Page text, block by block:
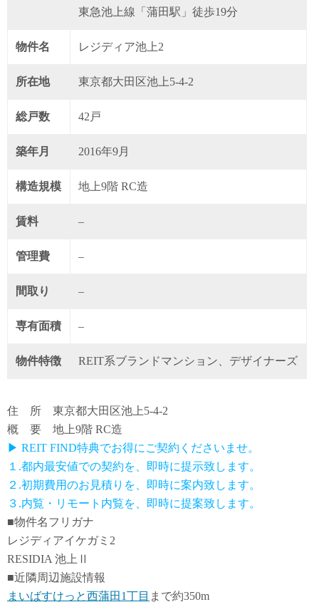
東急池上線「蒲田駅」徒歩19分
物件名 レジディア池上2
所在地 東京都大田区池上5-4-2
総戸数 42戸
築年月 2016年9月
構造規模 地上9階 RC造
賃料 –
管理費 –
間取り –
専有面積 –
物件特徴 REIT系ブランドマンション、デザイナーズ
住 所 東京都大田区池上5-4-2
概 要 地上9階 RC造
▶ REIT FIND特典でお得にご契約くださいませ。
１.都内最安値での契約を、即時に提示致します。
２.初期費用のお見積りを、即時に案内致します。
３.内覧・リモート内覧を、即時に提案致します。
■物件名フリガナ
レジディアイケガミ2
RESIDIA 池上Ⅱ
■近隣周辺施設情報
まいばすけっと西蒲田1丁目 まで約350m